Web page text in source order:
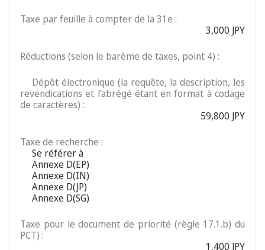
Taxe par feuille à compter de la 31e :
3,000 JPY
Réductions (selon le barème de taxes, point 4) :
Dépôt électronique (la requête, la description, les
revendications et l’abrégé étant en format à codage
de caractères) :
59,800 JPY
Taxe de recherche :
Se référer à
Annexe D(EP)
Annexe D(IN)
Annexe D(JP)
Annexe D(SG)
Taxe pour le document de priorité (règle 17.1.b) du
PCT) :
1,400 JPY